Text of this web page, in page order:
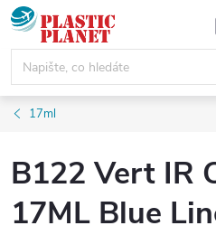
Přejít
na
obsah
17ml
B122 Vert IR
17ML Blue